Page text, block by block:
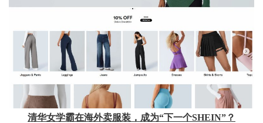
清华女学霸在海外卖服装，成为“下一个SHEIN”？